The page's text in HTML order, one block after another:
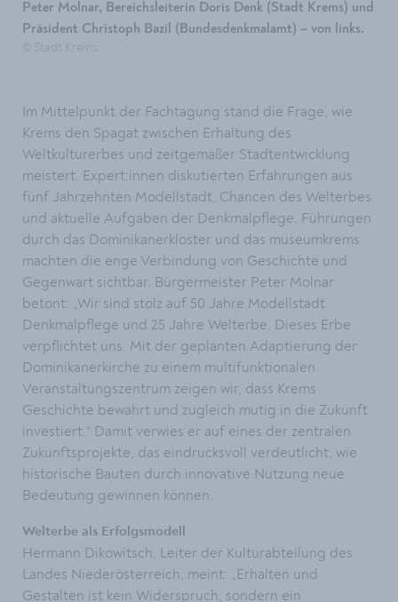
Peter Molnar, Bereichsleiterin Doris Denk (Stadt Krems) und
Präsident Christoph Bazil (Bundesdenkmalamt) – von links.
Im Mittelpunkt der Fachtagung stand die Frage, wie
Krems den Spagat zwischen Erhaltung des
Weltkulturerbes und zeitgemäßer Stadtentwicklung
meistert. Expert:innen diskutierten Erfahrungen aus
fünf Jahrzehnten Modellstadt, Chancen des Welterbes
und aktuelle Aufgaben der Denkmalpflege. Führungen
durch das Dominikanerkloster und das museumkrems
machten die enge Verbindung von Geschichte und
Gegenwart sichtbar. Bürgermeister Peter Molnar
betont: „Wir sind stolz auf 50 Jahre Modellstadt
Denkmalpflege und 25 Jahre Welterbe. Dieses Erbe
verpflichtet uns. Mit der geplanten Adaptierung der
Dominikanerkirche zu einem multifunktionalen
Veranstaltungszentrum zeigen wir, dass Krems
Geschichte bewahrt und zugleich mutig in die Zukunft
investiert.“ Damit verwies er auf eines der zentralen
Zukunftsprojekte, das eindrucksvoll verdeutlicht, wie
historische Bauten durch innovative Nutzung neue
Bedeutung gewinnen können.
Welterbe als Erfolgsmodell
Hermann Dikowitsch, Leiter der Kulturabteilung des
Landes Niederösterreich, meint: „Erhalten und
Gestalten ist kein Widerspruch, sondern ein